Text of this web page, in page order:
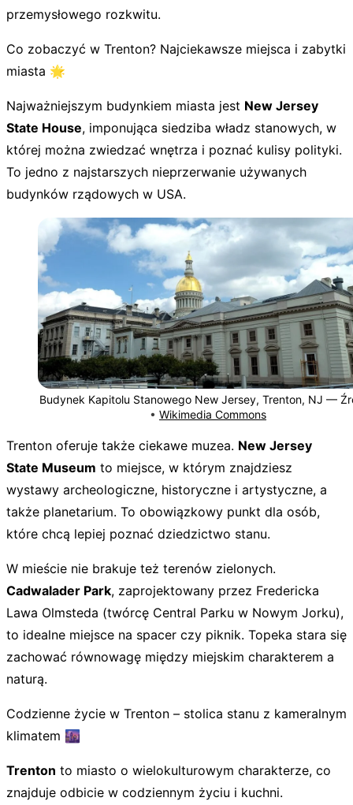
przemysłowego rozkwitu.
Co zobaczyć w Trenton? Najciekawsze miejsca i zabytki
miasta 🌟
Najważniejszym budynkiem miasta jest New Jersey
State House, imponująca siedziba władz stanowych, w
której można zwiedzać wnętrza i poznać kulisy polityki.
To jedno z najstarszych nieprzerwanie używanych
budynków rządowych w USA.
Budynek Kapitolu Stanowego New Jersey, Trenton, NJ —
• Wikimedia Commons
Trenton oferuje także ciekawe muzea. New Jersey
State Museum to miejsce, w którym znajdziesz
wystawy archeologiczne, historyczne i artystyczne, a
także planetarium. To obowiązkowy punkt dla osób,
które chcą lepiej poznać dziedzictwo stanu.
W mieście nie brakuje też terenów zielonych.
Cadwalader Park, zaprojektowany przez Fredericka
Lawa Olmsteda (twórcę Central Parku w Nowym Jorku),
to idealne miejsce na spacer czy piknik. Topeka stara się
zachować równowagę między miejskim charakterem a
naturą.
Codzienne życie w Trenton – stolica stanu z kameralnym
klimatem 🌆
Trenton to miasto o wielokulturowym charakterze, co
znajduje odbicie w codziennym życiu i kuchni.